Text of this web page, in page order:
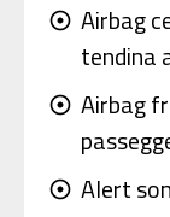
adjust Airbag
tendina
adjust Airbag
adjust Alert